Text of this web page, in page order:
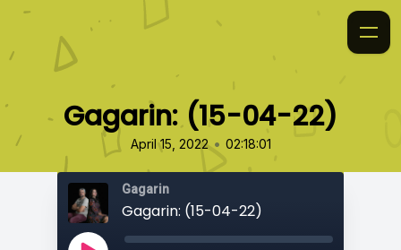
Gagarin: (15-04-22)
April 15, 2022 • 02:18:01
Gagarin
Gagarin: (15-04-22)